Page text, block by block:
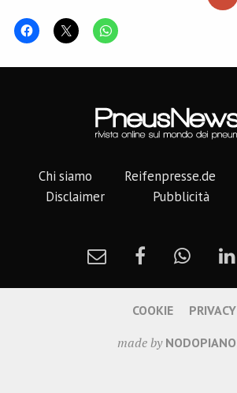
Chi siamo Reifenpresse.de
Disclaimer
Pubblicità
made by NODOPIANO
COOKIE PRIVACY